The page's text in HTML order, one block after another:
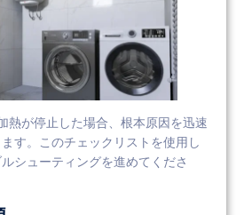
熱が停止した場合、根本原因を迅速
す。このチェックリストを使用し
シューティングを進めてくださ